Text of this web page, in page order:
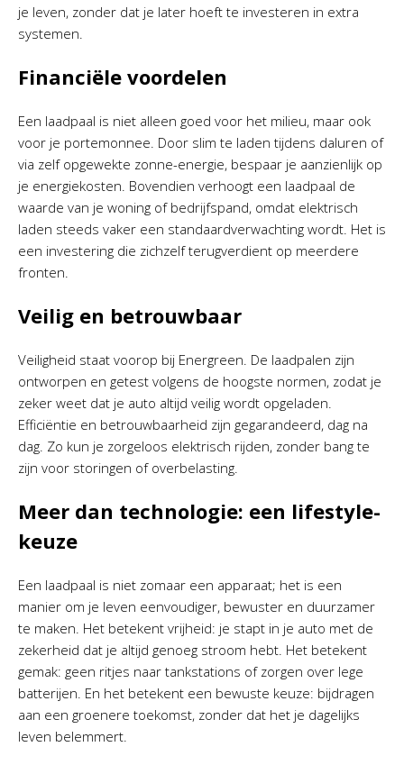
je leven, zonder dat je later hoeft te investeren in extra
systemen.
Financiële voordelen
Een laadpaal is niet alleen goed voor het milieu, maar ook
voor je portemonnee. Door slim te laden tijdens daluren of
via zelf opgewekte zonne-energie, bespaar je aanzienlijk op
je energiekosten. Bovendien verhoogt een laadpaal de
waarde van je woning of bedrijfspand, omdat elektrisch
laden steeds vaker een standaardverwachting wordt. Het is
een investering die zichzelf terugverdient op meerdere
fronten.
Veilig en betrouwbaar
Veiligheid staat voorop bij Energreen. De laadpalen zijn
ontworpen en getest volgens de hoogste normen, zodat je
zeker weet dat je auto altijd veilig wordt opgeladen.
Efficiëntie en betrouwbaarheid zijn gegarandeerd, dag na
dag. Zo kun je zorgeloos elektrisch rijden, zonder bang te
zijn voor storingen of overbelasting.
Meer dan technologie: een lifestyle-
keuze
Een laadpaal is niet zomaar een apparaat; het is een
manier om je leven eenvoudiger, bewuster en duurzamer
te maken. Het betekent vrijheid: je stapt in je auto met de
zekerheid dat je altijd genoeg stroom hebt. Het betekent
gemak: geen ritjes naar tankstations of zorgen over lege
batterijen. En het betekent een bewuste keuze: bijdragen
aan een groenere toekomst, zonder dat het je dagelijks
leven belemmert.